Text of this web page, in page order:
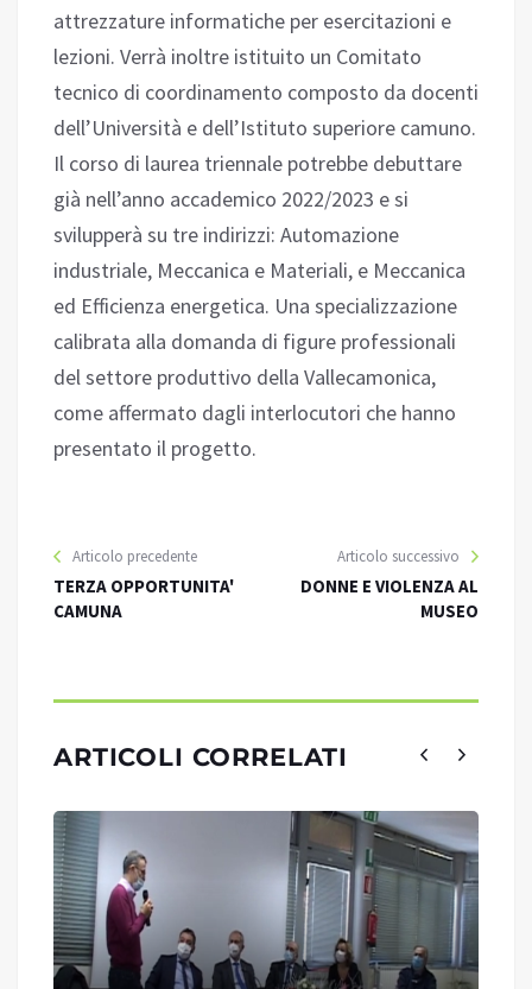
attrezzature informatiche per esercitazioni e
lezioni. Verrà inoltre istituito un Comitato
tecnico di coordinamento composto da docenti
dell’Università e dell’Istituto superiore camuno.
Il corso di laurea triennale potrebbe debuttare
già nell’anno accademico 2022/2023 e si
svilupperà su tre indirizzi: Automazione
industriale, Meccanica e Materiali, e Meccanica
ed Efficienza energetica. Una specializzazione
calibrata alla domanda di figure professionali
del settore produttivo della Vallecamonica,
come affermato dagli interlocutori che hanno
presentato il progetto.
Articolo precedente
TERZA OPPORTUNITA'
CAMUNA
Articolo successivo
DONNE E VIOLENZA AL
MUSEO
ARTICOLI CORRELATI